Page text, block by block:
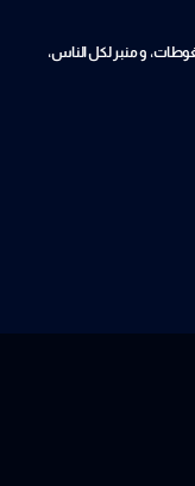
و منبر لكل الناس،